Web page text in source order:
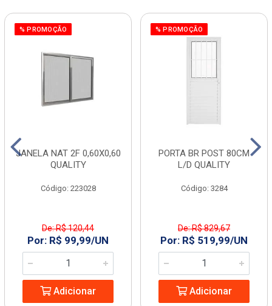
% PROMOÇÃO
JANELA NAT 2F 0,60X0,60
QUALITY
Código: 223028
De: R$ 120,44
Por: R$ 99,99/UN
Adicionar
% PROMOÇÃO
PORTA BR POST 80CM
L/D QUALITY
Código: 3284
De: R$ 829,67
Por: R$ 519,99/UN
Adicionar